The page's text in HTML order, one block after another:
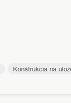
Konštrukcia na